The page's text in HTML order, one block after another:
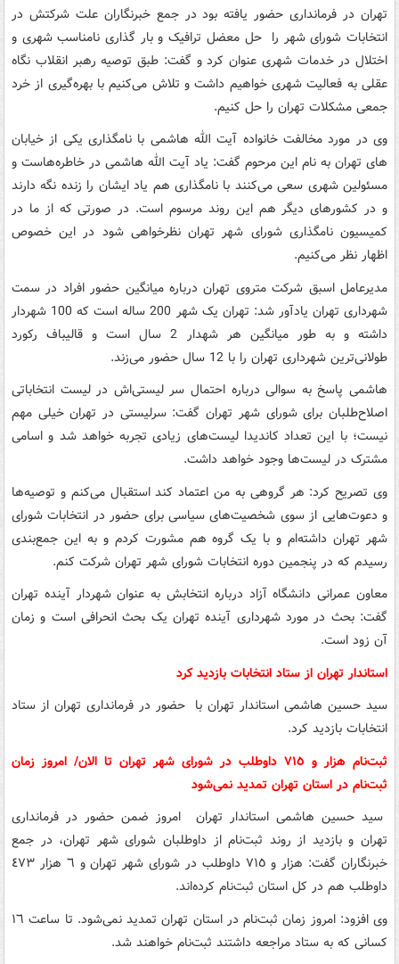
تهران در فرمانداری حضور یافته بود در جمع خبرنگاران علت شرکتش در
انتخابات شورای شهر را حل معضل ترافیک و بار گذاری نامناسب شهری و
اختلال در خدمات شهری عنوان کرد و گفت: طبق توصیه رهبر انقلاب نگاه
عقلی به فعالیت شهری خواهیم داشت و تلاش می‌کنیم با بهره‌گیری از خرد
جمعی مشکلات تهران را حل کنیم.
وی در مورد مخالفت خانواده آیت الله هاشمی با نامگذاری یکی از خیابان
های تهران به نام این مرحوم گفت: یاد آیت الله هاشمی در خاطره‌هاست و
مسئولین شهری سعی می‌کنند با نامگذاری هم یاد ایشان را زنده نگه دارند
و در کشورهای دیگر هم این روند مرسوم است. در صورتی که از ما در
کمیسیون نامگذاری شورای شهر تهران نظرخواهی شود در این خصوص
اظهار نظر می‌کنیم.
مدیرعامل اسبق شرکت متروی تهران درباره میانگین حضور افراد در سمت
شهرداری تهران یادآور شد: تهران یک شهر 200 ساله است که 100 شهردار
داشته و به طور میانگین هر شهدار 2 سال است و قالیباف رکورد
طولانی‌ترین شهرداری تهران را با 12 سال حضور می‌زند.
هاشمی پاسخ به سوالی درباره احتمال سر لیستی‌اش در لیست انتخاباتی
اصلاح‌طلبان برای شورای شهر تهران گفت: سرلیستی در تهران خیلی مهم
نیست؛ با این تعداد کاندیدا لیست‌های زیادی تجربه خواهد شد و اسامی
مشترک در لیست‌ها وجود خواهد داشت.
وی تصریح کرد: هر گروهی به من اعتماد کند استقبال می‌کنم و توصیه‌ها
و دعوت‌هایی از سوی شخصیت‌های سیاسی برای حضور در انتخابات شورای
شهر تهران داشته‌ام و با یک گروه هم مشورت کردم و به این جمع‌بندی
رسیدم که در پنجمین دوره انتخابات شورای شهر تهران شرکت کنم.
معاون عمرانی دانشگاه آزاد درباره انتخابش به عنوان شهردار آینده تهران
گفت: بحث در مورد شهرداری آینده تهران یک بحث انحرافی است و زمان
آن زود است.
استاندار تهران از ستاد انتخابات بازدید کرد
سید حسین هاشمی استاندار تهران با حضور در فرمانداری تهران از ستاد
انتخابات بازدید کرد.
ثبت‌نام هزار و ٧١٥ داوطلب در شورای شهر تهران تا الان/ امروز زمان
ثبت‌نام در استان تهران تمدید نمی‌شود
سید حسین هاشمی استاندار تهران امروز ضمن حضور در فرمانداری
تهران و بازدید از روند ثبت‌نام از داوطلبان شورای شهر تهران، در جمع
خبرنگاران گفت: هزار و ٧١٥ داوطلب در شورای شهر تهران و ٦ هزار ٤٧٣
داوطلب هم در کل استان ثبت‌نام کرده‌اند.
وی افزود: امروز زمان ثبت‌نام در استان تهران تمدید نمی‌شود. تا ساعت ١٦
کسانی که به ستاد مراجعه داشتند ثبت‌نام خواهند شد.